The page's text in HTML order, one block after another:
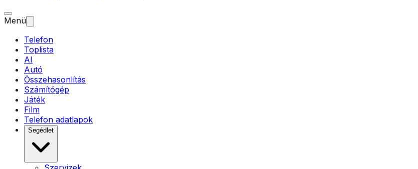
Menü
Telefon
Toplista
AI
Autó
Összehasonlítás
Számítógép
Játék
Film
Telefon adatlapok
Segédlet